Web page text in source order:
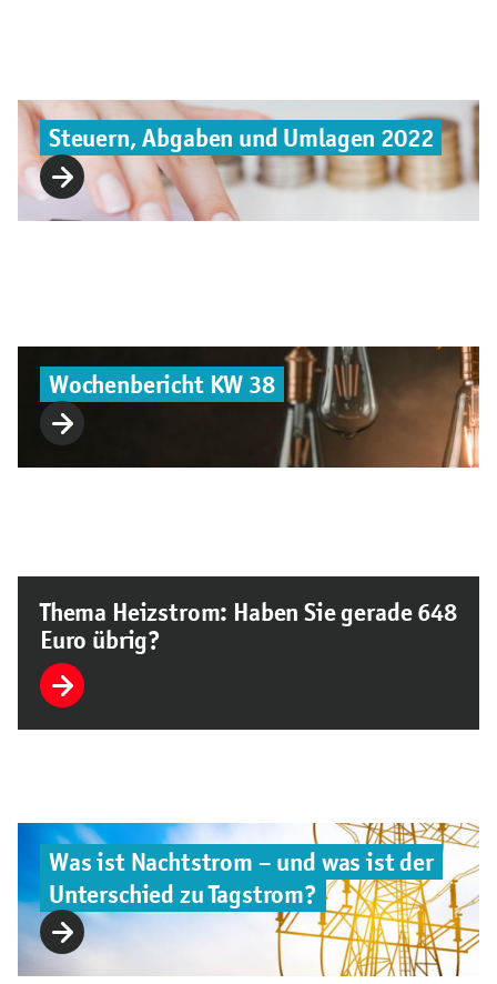
Steuern, Abgaben und Umlagen 2022
Wochenbericht KW 38
Thema Heizstrom: Haben Sie gerade 648
Euro übrig?
Was ist Nachtstrom – und was ist der
Unterschied zu Tagstrom?